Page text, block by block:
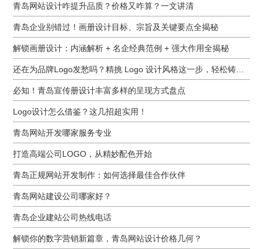
青岛网站设计咋提升品质？价格又咋算？一文讲清
青岛企业别错过！画册设计目标、宗旨及关键要点全揭秘
解锁画册设计：内涵解析 + 名企经典范例 + 强大作用全揭秘
必知！青岛宣传册设计丰富多样的呈现方式盘点
Logo设计怎么借鉴？这几招超实用！
青岛网站开发哪家服务专业
打造高端公司LOGO，从精妙配色开始
青岛正规网站开发制作：如何选择最佳合作伙伴
青岛网站建设公司哪家好？
青岛企业建站公司热线电话
解锁你的数字营销新篇章，青岛网站设计价格几何？